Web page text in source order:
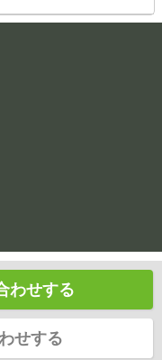
わせする
せする